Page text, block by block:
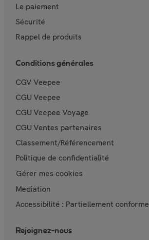
Le paiement
Sécurité
Rappel de produits
Conditions générales
CGV Veepee
CGU Veepee
CGU Veepee Voyage
CGU Ventes partenaires
Classement/Référencement
Politique de confidentialité
Gérer mes cookies
Mediation
Accessibilité : Partiellement conforme
Rejoignez-nous